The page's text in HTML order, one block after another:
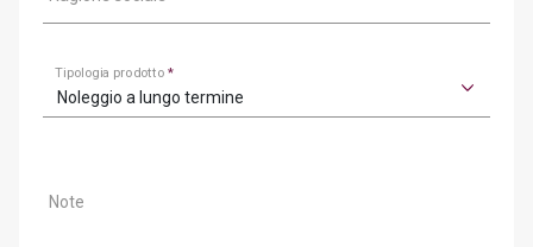
Tipologia prodotto*
Noleggio a lungo termine
Note